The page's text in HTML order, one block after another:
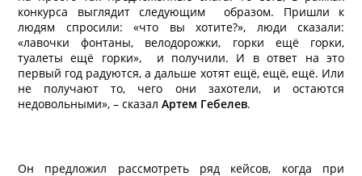
конкурса выглядит следующим образом. Пришли к
людям спросили: «что вы хотите?», люди сказали:
«лавочки фонтаны, велодорожки, горки ещё горки,
туалеты ещё горки», и получили. И в ответ на это
первый год радуются, а дальше хотят ещё, ещё, ещё. Или
не получают то, чего они захотели, и остаются
недовольными», – сказал Артем Гебелев.
Он предложил рассмотреть ряд кейсов, когда при